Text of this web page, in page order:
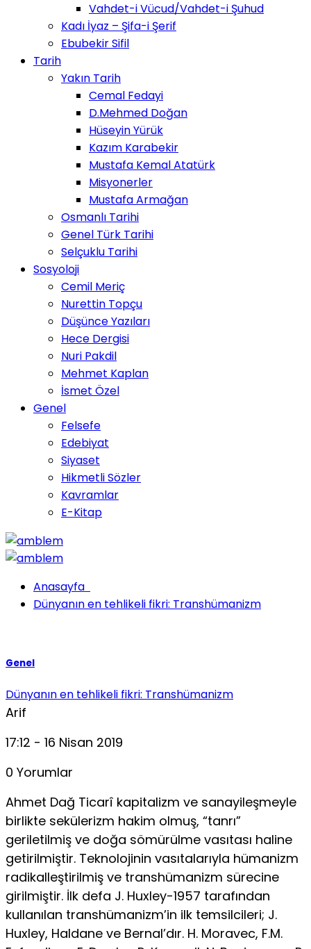
Vahdet-i Vücud/Vahdet-i Şuhud
Kadı İyaz – Şifa-i Şerif
Ebubekir Sifil
Tarih
Yakın Tarih
Cemal Fedayi
D.Mehmed Doğan
Hüseyin Yürük
Kazım Karabekir
Mustafa Kemal Atatürk
Misyonerler
Mustafa Armağan
Osmanlı Tarihi
Genel Türk Tarihi
Selçuklu Tarihi
Sosyoloji
Cemil Meriç
Nurettin Topçu
Düşünce Yazıları
Hece Dergisi
Nuri Pakdil
Mehmet Kaplan
İsmet Özel
Genel
Felsefe
Edebiyat
Siyaset
Hikmetli Sözler
Kavramlar
E-Kitap
Anasayfa
Dünyanın en tehlikeli fikri: Transhümanizm
Genel
Dünyanın en tehlikeli fikri: Transhümanizm
Arif
17:12 - 16 Nisan 2019
0 Yorumlar
Ahmet Dağ Ticarî kapitalizm ve sanayileşmeyle
birlikte sekülerizm hakim olmuş, “tanrı”
geriletilmiş ve doğa sömürülme vasıtası haline
getirilmiştir. Teknolojinin vasıtalarıyla hümanizm
radikalleştirilmiş ve transhümanizm sürecine
girilmiştir. İlk defa J. Huxley-1957 tarafından
kullanılan transhümanizm’in ilk temsilcileri; J.
Huxley, Haldane ve Bernal’dır. H. Moravec, F.M.